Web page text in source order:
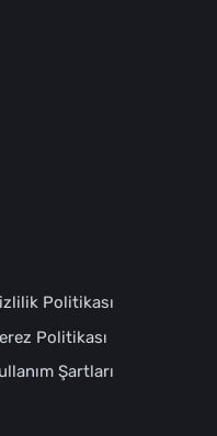
Politikası
Politikası
Şartları